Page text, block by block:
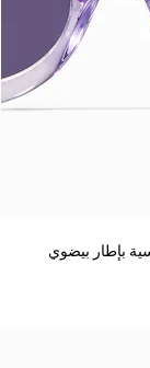
بإطار بيضوي